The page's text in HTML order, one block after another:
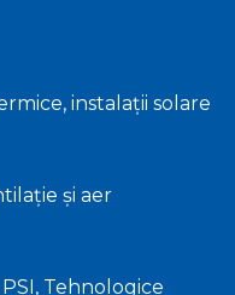
instalații solare
și aer
Tehnologice